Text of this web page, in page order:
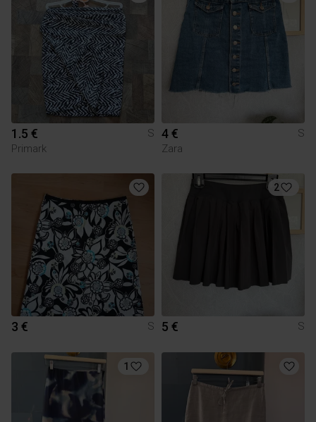
1.5 €
S
Primark
4 €
S
Zara
3 € S
2
5 € S
1